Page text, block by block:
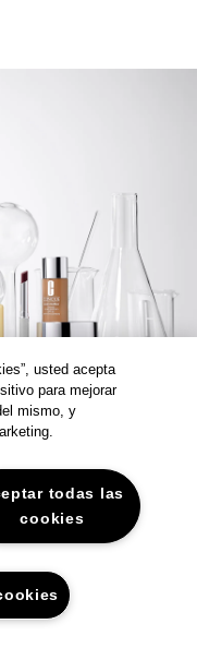
usted acepta
para mejorar
mismo, y
todas las
cookies